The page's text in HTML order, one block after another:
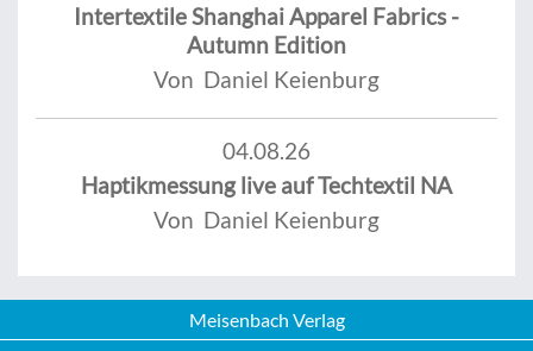
Intertextile Shanghai Apparel Fabrics -
Autumn Edition
Von Daniel Keienburg
04.08.26
Haptikmessung live auf Techtextil NA
Von Daniel Keienburg
Meisenbach Verlag